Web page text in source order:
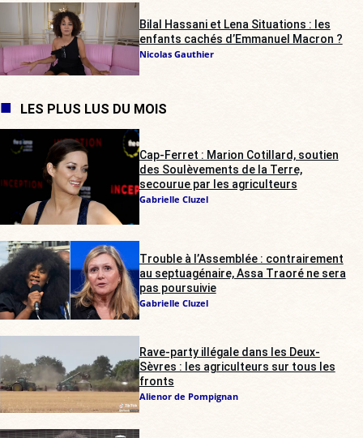
Bilal Hassani et Lena Situations : les
enfants cachés d’Emmanuel Macron ?
Nicolas Gauthier
LES PLUS LUS DU MOIS
Cap-Ferret : Marion Cotillard, soutien
des Soulèvements de la Terre,
secourue par les agriculteurs
Gabrielle Cluzel
Trouble à l’Assemblée : contrairement
au septuagénaire, Assa Traoré ne sera
pas poursuivie
Gabrielle Cluzel
Rave-party illégale dans les Deux-
Sèvres : les agriculteurs sur tous les
fronts
Alienor de Pompignan